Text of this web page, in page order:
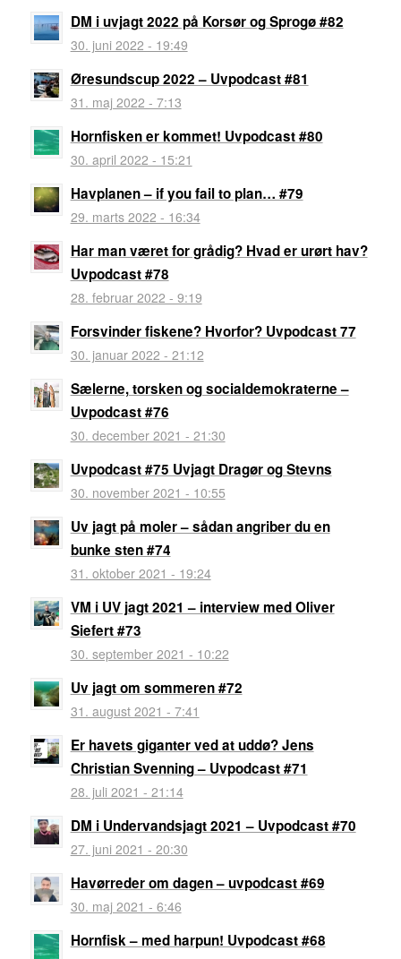
DM i uvjagt 2022 på Korsør og Sprogø #82
30. juni 2022 - 19:49
Øresundscup 2022 – Uvpodcast #81
31. maj 2022 - 7:13
Hornfisken er kommet! Uvpodcast #80
30. april 2022 - 15:21
Havplanen – if you fail to plan… #79
29. marts 2022 - 16:34
Har man været for grådig? Hvad er urørt hav?
Uvpodcast #78
28. februar 2022 - 9:19
Forsvinder fiskene? Hvorfor? Uvpodcast 77
30. januar 2022 - 21:12
Sælerne, torsken og socialdemokraterne –
Uvpodcast #76
30. december 2021 - 21:30
Uvpodcast #75 Uvjagt Dragør og Stevns
30. november 2021 - 10:55
Uv jagt på moler – sådan angriber du en
bunke sten #74
31. oktober 2021 - 19:24
VM i UV jagt 2021 – interview med Oliver
Siefert #73
30. september 2021 - 10:22
Uv jagt om sommeren #72
31. august 2021 - 7:41
Er havets giganter ved at uddø? Jens
Christian Svenning – Uvpodcast #71
28. juli 2021 - 21:14
DM i Undervandsjagt 2021 – Uvpodcast #70
27. juni 2021 - 20:30
Havørreder om dagen – uvpodcast #69
30. maj 2021 - 6:46
Hornfisk – med harpun! Uvpodcast #68